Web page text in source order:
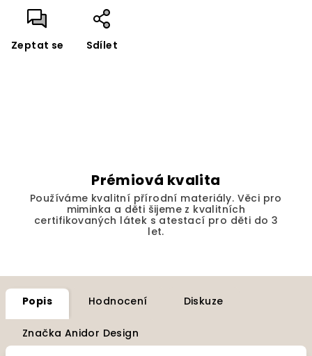
Zeptat se Sdílet
Prémiová kvalita
Používáme kvalitní přírodní materiály. Věci pro
miminka a děti šijeme z kvalitních
certifikovaných látek s atestací pro děti do 3
let.
Popis Hodnocení Diskuze
Značka Anidor Design